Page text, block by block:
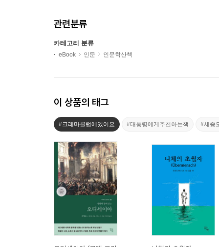
관련분류
카테고리 분류
eBook 인문 인문학산책
이 상품의 태그
#크레마클럽에있어요 #대통령에게추천하는책 #세종